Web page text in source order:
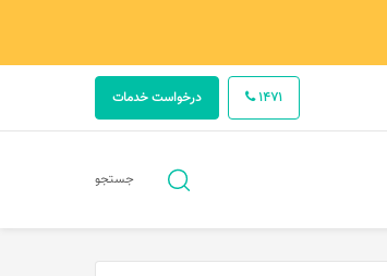
درخواست خدمات 1471
جستجوجستجو